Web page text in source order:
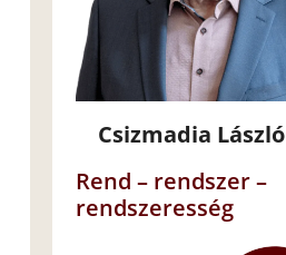
Csizmadia László
Rend – rendszer –
rendszeresség